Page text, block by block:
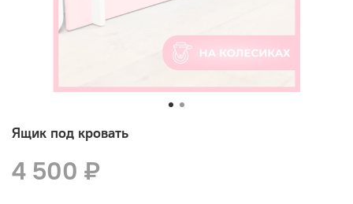
Ящик под кровать
4 500 ₽